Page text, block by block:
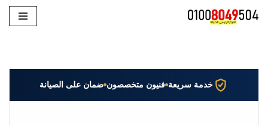
خدمة سريعة فنيون متخصصون ضمان على الصيانة